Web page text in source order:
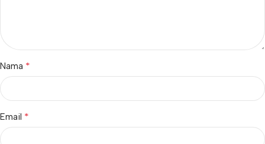
Nama *
Email *